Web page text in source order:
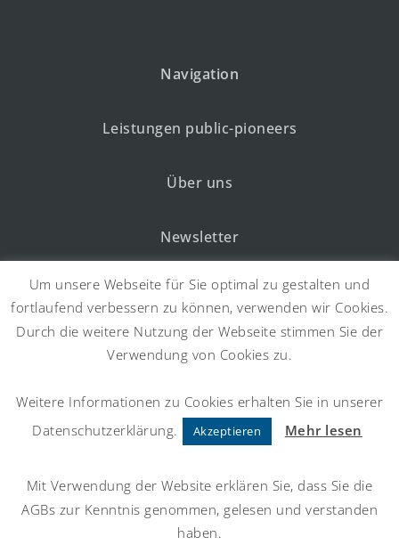
Navigation
Leistungen public-pioneers
Über uns
Newsletter
Datenschutz
public-pioneers GmbH
Um unsere Webseite für Sie optimal zu gestalten und
fortlaufend verbessern zu können, verwenden wir Cookies.
Durch die weitere Nutzung der Webseite stimmen Sie der
Verwendung von Cookies zu.
Weitere Informationen zu Cookies erhalten Sie in unserer
Datenschutzerklärung.
Akzeptieren Mehr lesen
Mit Verwendung der Website erklären Sie, dass Sie die
AGBs zur Kenntnis genommen, gelesen und verstanden
haben.